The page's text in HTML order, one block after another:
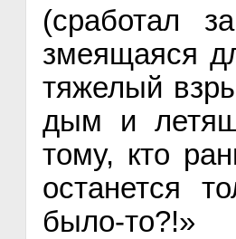
(сработал
змеящаяся
тяжелый
дым и
тому, кто
останется
было-то?!»